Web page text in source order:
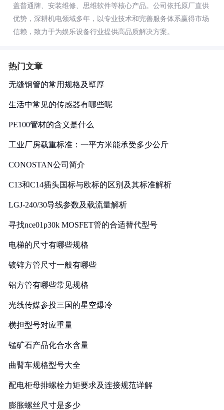
盖普通牌、安装维修、思维软件等核心产品。公司依托原厂直供
优势，深耕机电领域多年，以专业技术和完善服务体系赢得市场
信赖，致力于为娱乐设备行业提供高品质解决方案。
热门文章
无缝钢管的常用规格及壁厚
生活中常见的传感器有哪些呢
PE100管材的含义是什么
工业厂房载重标准：一平方米能承受多少公斤
CONOSTAN公司简介
C13和C14插头国标与欧标的区别及其标准解析
LGJ-240/30导线参数及载流量解析
寻找nce01p30k MOSFET管的合适替代型号
电梯的尺寸有哪些规格
镀锌方管尺寸一般有哪些
铝方管有哪些常见规格
光线传媒参投三国的星空爆冷
横担型号对应重量
锰矿石产品化合水含量
曲臂车规格型号大全
配电柜母排螺栓力矩要求及连接规范详解
膨胀螺丝尺寸是多少